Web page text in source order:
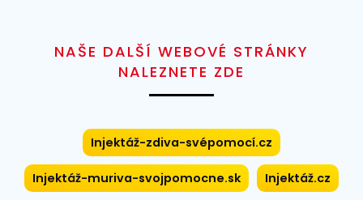
NAŠE DALŠÍ WEBOVÉ STRÁNKY
NALEZNETE ZDE
Injektáž-zdiva-svépomocí.cz
Injektáž-muriva-svojpomocne.sk Injektáž.cz